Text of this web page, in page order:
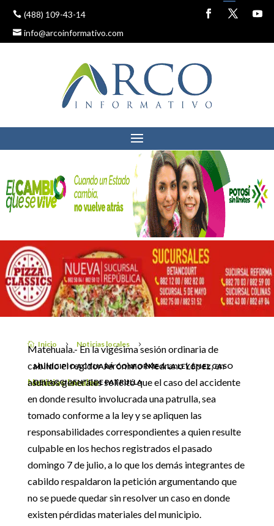
(488) 109-43-14
info@arcoinformativo.com
 Inicio 5 Noticias locales 5
MUNICIPIO ACTUARÁ CONFORME A LA LEY EN EL CASO
DEL ACCIDENTE DE PATRULLA
MUNICIPIO ACTUARÁ
CONFORME A LA LEY EN
EL CASO DEL ACCIDENTE
DE PATRULLA
Noticias locales
10 julio, 2019
Matehuala.- En la vigésima sesión ordinaria de
cabildo el regidor Jerónimo Medrano López, en
asuntos generales solicitó que el caso del accidente
en donde resulto involucrada una patrulla, sea
tomado conforme a la ley y se apliquen las
responsabilidades correspondientes a quien resulte
culpable en los hechos registrados el pasado
domingo 7 de julio, a lo que los demás integrantes de
cabildo respaldaron la petición argumentando que
no se puede quedar sin resolver un caso en donde
existen pérdidas materiales del municipio.